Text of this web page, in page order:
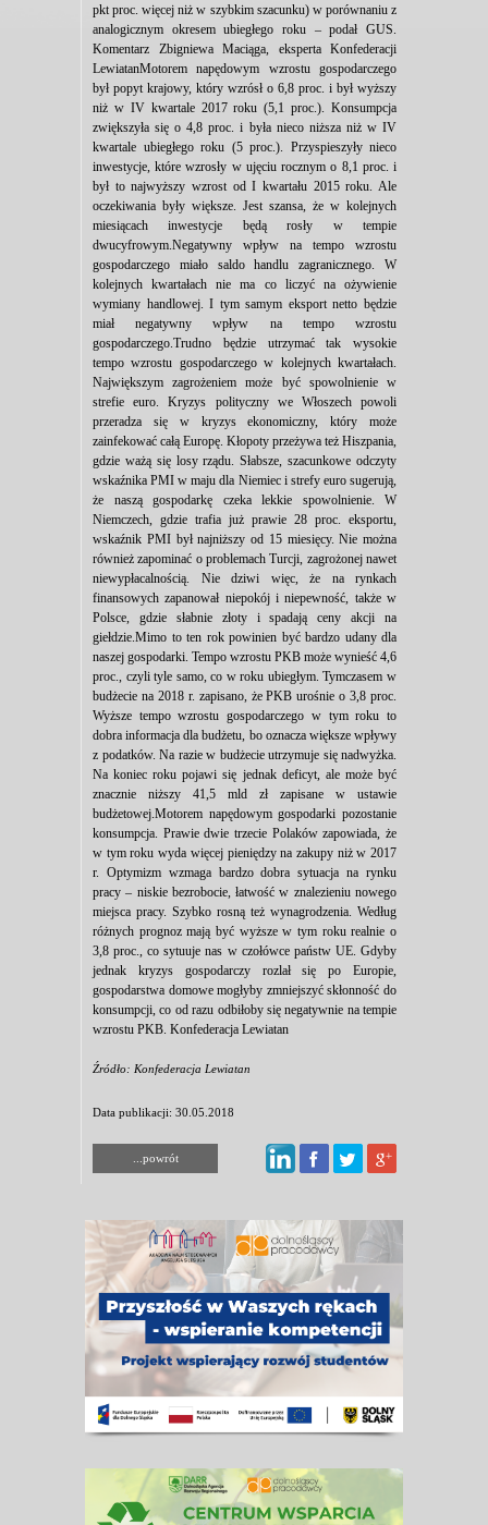
pkt proc. więcej niż w szybkim szacunku) w porównaniu z
analogicznym okresem ubiegłego roku – podał GUS.
Komentarz Zbigniewa Maciąga, eksperta Konfederacji
LewiatanMotorem napędowym wzrostu gospodarczego
był popyt krajowy, który wzrósł o 6,8 proc. i był wyższy
niż w IV kwartale 2017 roku (5,1 proc.). Konsumpcja
zwiększyła się o 4,8 proc. i była nieco niższa niż w IV
kwartale ubiegłego roku (5 proc.). Przyspieszyły nieco
inwestycje, które wzrosły w ujęciu rocznym o 8,1 proc. i
był to najwyższy wzrost od I kwartału 2015 roku. Ale
oczekiwania były większe. Jest szansa, że w kolejnych
miesiącach inwestycje będą rosły w tempie
dwucyfrowym.Negatywny wpływ na tempo wzrostu
gospodarczego miało saldo handlu zagranicznego. W
kolejnych kwartałach nie ma co liczyć na ożywienie
wymiany handlowej. I tym samym eksport netto będzie
miał negatywny wpływ na tempo wzrostu
gospodarczego.Trudno będzie utrzymać tak wysokie
tempo wzrostu gospodarczego w kolejnych kwartałach.
Największym zagrożeniem może być spowolnienie w
strefie euro. Kryzys polityczny we Włoszech powoli
przeradza się w kryzys ekonomiczny, który może
zainfekować całą Europę. Kłopoty przeżywa też Hiszpania,
gdzie ważą się losy rządu. Słabsze, szacunkowe odczyty
wskaźnika PMI w maju dla Niemiec i strefy euro sugerują,
że naszą gospodarkę czeka lekkie spowolnienie. W
Niemczech, gdzie trafia już prawie 28 proc. eksportu,
wskaźnik PMI był najniższy od 15 miesięcy. Nie można
również zapominać o problemach Turcji, zagrożonej nawet
niewypłacalnością. Nie dziwi więc, że na rynkach
finansowych zapanował niepokój i niepewność, także w
Polsce, gdzie słabnie złoty i spadają ceny akcji na
giełdzie.Mimo to ten rok powinien być bardzo udany dla
naszej gospodarki. Tempo wzrostu PKB może wynieść 4,6
proc., czyli tyle samo, co w roku ubiegłym. Tymczasem w
budżecie na 2018 r. zapisano, że PKB urośnie o 3,8 proc.
Wyższe tempo wzrostu gospodarczego w tym roku to
dobra informacja dla budżetu, bo oznacza większe wpływy
z podatków. Na razie w budżecie utrzymuje się nadwyżka.
Na koniec roku pojawi się jednak deficyt, ale może być
znacznie niższy 41,5 mld zł zapisane w ustawie
budżetowej.Motorem napędowym gospodarki pozostanie
konsumpcja. Prawie dwie trzecie Polaków zapowiada, że
w tym roku wyda więcej pieniędzy na zakupy niż w 2017
r. Optymizm wzmaga bardzo dobra sytuacja na rynku
pracy – niskie bezrobocie, łatwość w znalezieniu nowego
miejsca pracy. Szybko rosną też wynagrodzenia. Według
różnych prognoz mają być wyższe w tym roku realnie o
3,8 proc., co sytuuje nas w czołówce państw UE. Gdyby
jednak kryzys gospodarczy rozlał się po Europie,
gospodarstwa domowe mogłyby zmniejszyć skłonność do
konsumpcji, co od razu odbiłoby się negatywnie na tempie
wzrostu PKB. Konfederacja Lewiatan
Źródło: Konfederacja Lewiatan
Data publikacji: 30.05.2018
...powrót